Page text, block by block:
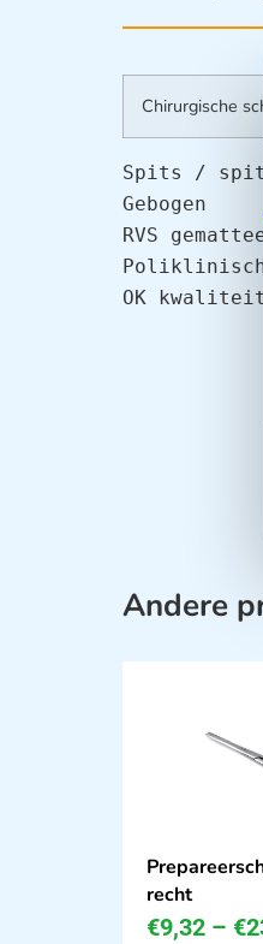
Chirurgische
Spits /
Gebogen
RVS
OK
Andere
recht
€9,32 – €